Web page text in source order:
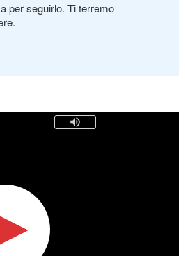
per seguirlo. Ti terremo